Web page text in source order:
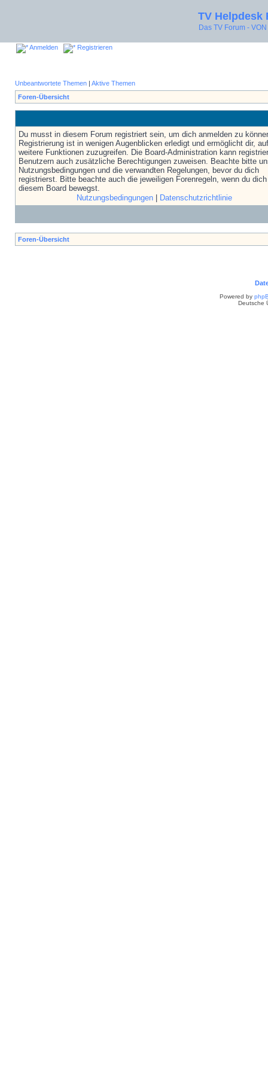
TV Helpdesk
Das TV Forum -
Anmelden Registrieren
Unbeantwortete Themen | Aktive Themen
Foren-Übersicht
Du musst in diesem Forum registriert sein, um dich anmelden zu
Registrierung ist in wenigen Augenblicken erledigt und ermöglicht dir, auf
weitere Funktionen zuzugreifen. Die Board-Administration kann
Benutzern auch zusätzliche Berechtigungen zuweisen. Beachte bitte
Nutzungsbedingungen und die verwandten Regelungen, bevor du dich
registrierst. Bitte beachte auch die jeweiligen Forenregeln, wenn du
diesem Board bewegst.
Nutzungsbedingungen| Datenschutzrichtlinie
Foren-Übersicht
Powered by
Deutsche